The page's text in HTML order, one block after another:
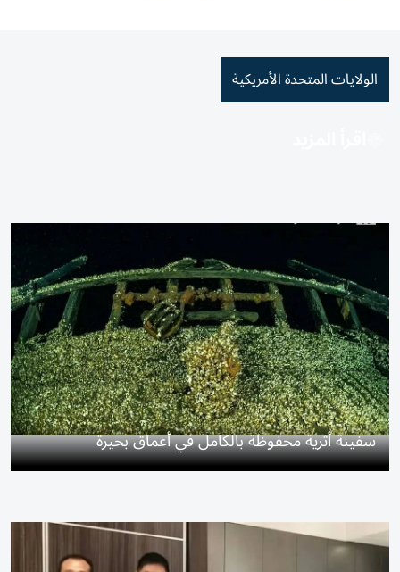
الولايات المتحدة الأمريكية
سفينة أثرية محفوظة بالكامل في أعماق بحيرة